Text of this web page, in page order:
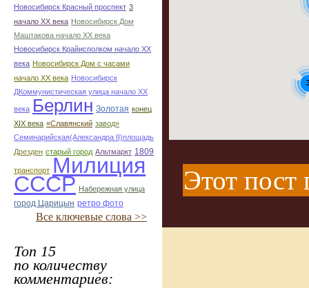
Новосибирск Красный проспект 3
начало ХХ века Новосибирск Дом
Маштакова начало ХХ века
Новосибирск Крайисполком начало ХХ
века Новосибирск Дом с часами
начало ХХ века Новосибирск
ДКоммунистическая улица начало ХХ
века Берлин Золотая конец
ХІХ века «Славянский завод»
Семинарийская(Александра II)площадь
Дрезден старый город Альтмаркт 1809
транспорт Милиция
СССР Набережная улица
город Царицын ретро фото
Все ключевые слова >>
Топ 15
по количеству
комментариев:
Этот пост